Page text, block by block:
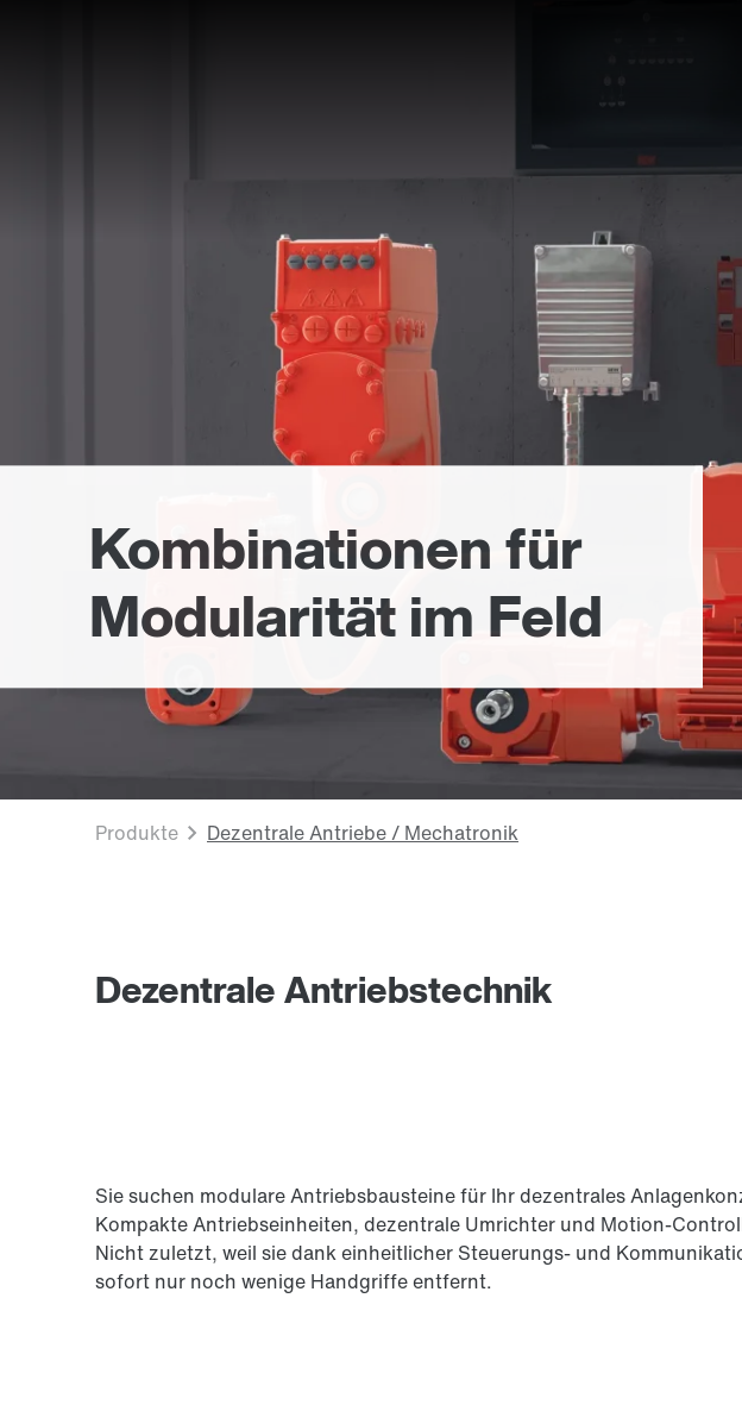
Kombinationen für
Modularität im Feld
Dezentrale Antriebstechnik
Sie suchen modulare Antriebsbausteine für Ihr dezentrales
Kompakte Antriebseinheiten, dezentrale Umrichter und Motion-
Nicht zuletzt, weil sie dank einheitlicher Steuerungs- und
sofort nur noch wenige Handgriffe entfernt.